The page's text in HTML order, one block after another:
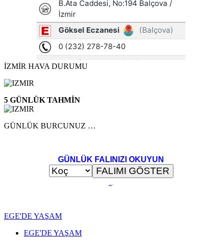
İZMİR HAVA DURUMU
5 GÜNLÜK TAHMİN
GÜNLÜK BURCUNUZ …
GÜNLÜK FALINIZI OKUYUN
...
EGE'DE YAŞAM
EGE'DE YAŞAM